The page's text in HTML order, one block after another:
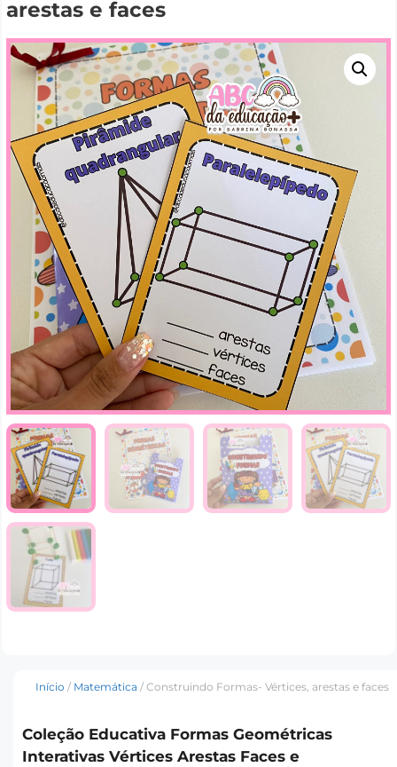
arestas e faces
Início / Matemática / Construindo Formas- Vértices, arestas e faces
Coleção Educativa Formas Geométricas
Interativas Vértices Arestas Faces e